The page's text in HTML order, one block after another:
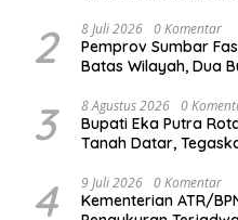
2 8 Juli 2026 0 Komentar
Pemprov Sumbar
Batas Wilayah, Dua
3 8 Agustus 2026 0
Bupati Eka Putra
Tanah Datar,
4 9 Juli 2026 0 Komentar
Kementerian ATR/